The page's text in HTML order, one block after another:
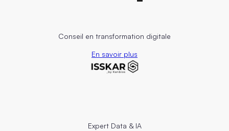
Conseil en transformation digitale
En savoir plus
Expert Data & IA